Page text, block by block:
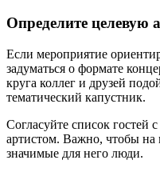
Определите целевую
Если мероприятие
задуматься о формате
круга коллег и друзей
тематический капустник.
Согласуйте список гостей
артистом. Важно, чтобы на
значимые для него люди.